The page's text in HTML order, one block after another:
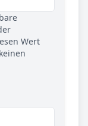
Wert